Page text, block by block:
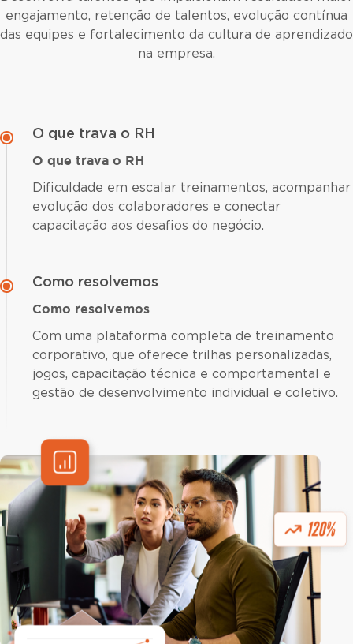
engajamento, retenção de talentos, evolução contínua
das equipes e fortalecimento da cultura de aprendizado
na empresa.
O que trava o RH
O que trava o RH
Dificuldade em escalar treinamentos, acompanhar
evolução dos colaboradores e conectar
capacitação aos desafios do negócio.
Como resolvemos
Como resolvemos
Com uma plataforma completa de treinamento
corporativo, que oferece trilhas personalizadas,
jogos, capacitação técnica e comportamental e
gestão de desenvolvimento individual e coletivo.